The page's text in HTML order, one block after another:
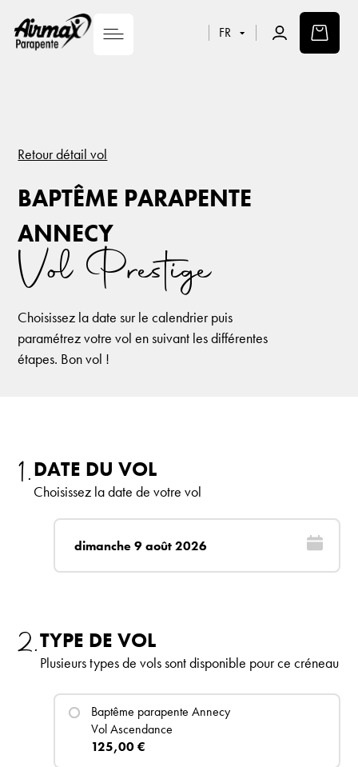
FR
Retour détail vol
BAPTÊME PARAPENTE
ANNECY
Vol Prestige
Choisissez la date sur le calendrier puis
paramétrez votre vol en suivant les différentes
étapes. Bon vol !
1.DATE DU VOL
Choisissez la date de votre vol
2.TYPE DE VOL
Plusieurs types de vols sont disponible pour ce créneau
Baptême parapente Annecy
Vol Ascendance
125,00 €